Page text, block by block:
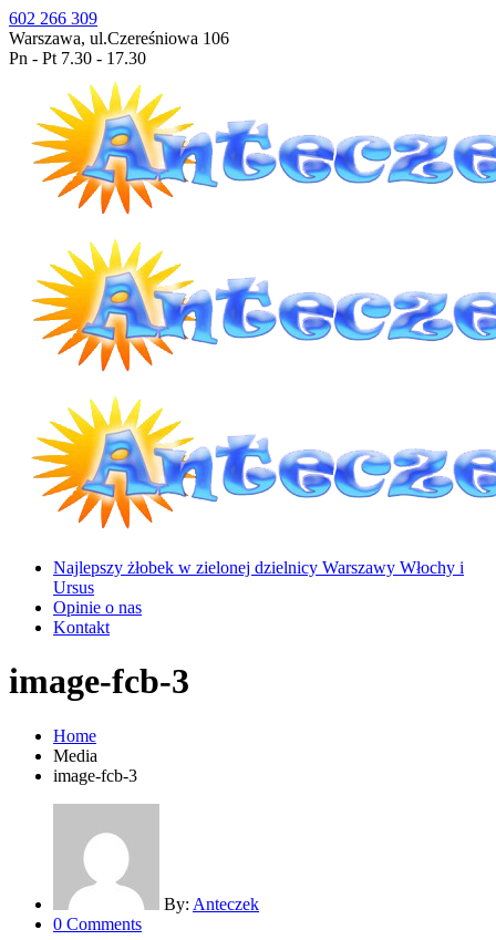
602 266 309
Warszawa, ul.Czereśniowa 106
Pn - Pt 7.30 - 17.30
Najlepszy żłobek w zielonej dzielnicy Warszawy Włochy i
Ursus
Opinie o nas
Kontakt
image-fcb-3
Home
Media
image-fcb-3
By: Anteczek
0 Comments